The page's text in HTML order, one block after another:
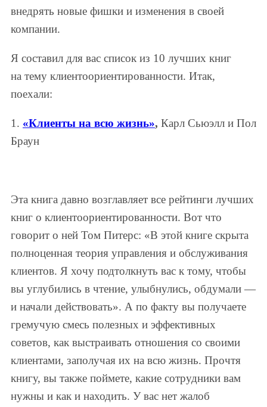
внедрять новые фишки и изменения в своей
компании.
Я составил для вас список из 10 лучших книг
на тему клиентоориентированности. Итак,
поехали:
1. «Клиенты на всю жизнь», Карл Сьюэлл и Пол
Браун
Эта книга давно возглавляет все рейтинги лучших
книг о клиентоориентированности. Вот что
говорит о ней Том Питерс: «В этой книге скрыта
полноценная теория управления и обслуживания
клиентов. Я хочу подтолкнуть вас к тому, чтобы
вы углубились в чтение, улыбнулись, обдумали —
и начали действовать». А по факту вы получаете
гремучую смесь полезных и эффективных
советов, как выстраивать отношения со своими
клиентами, заполучая их на всю жизнь. Прочтя
книгу, вы также поймете, какие сотрудники вам
нужны и как и находить. У вас нет жалоб